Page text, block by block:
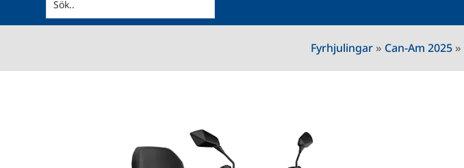
Fyrhjulingar » Can-Am 2025 »